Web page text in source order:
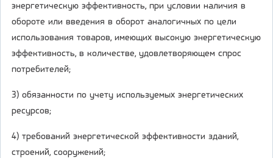
энергетическую эффективность, при условии наличия в
обороте или введения в оборот аналогичных по цели
использования товаров, имеющих высокую энергетическую
эффективность, в количестве, удовлетворяющем спрос
потребителей;
3) обязанности по учету используемых энергетических
ресурсов;
4) требований энергетической эффективности зданий,
строений, сооружений;